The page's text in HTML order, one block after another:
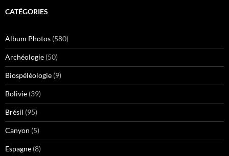
CATÉGORIES
Album Photos (580)
Archéologie (50)
Biospéléologie (9)
Bolivie (39)
Brésil (95)
Canyon (5)
Espagne (8)